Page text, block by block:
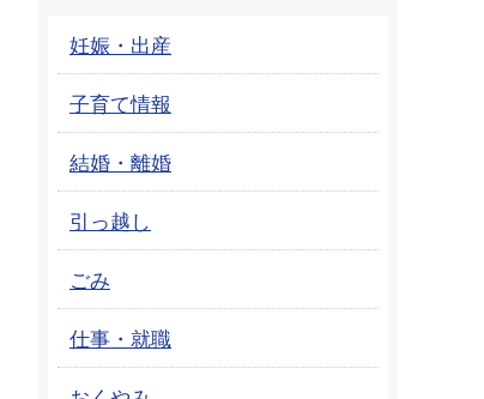
妊娠・出産
子育て情報
結婚・離婚
引っ越し
ごみ
仕事・就職